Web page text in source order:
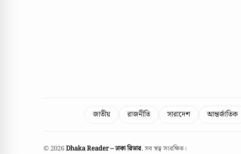
জাতীয় রাজনীতি সারাদেশ আন্তর্জাতিক
© 2026Dhaka Reader – ঢাকা রিডার. সব স্বত্ব সংরক্ষিত।